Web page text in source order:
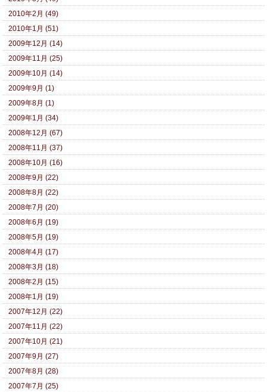
2010年2月 (49)
2010年1月 (51)
2009年12月 (14)
2009年11月 (25)
2009年10月 (14)
2009年9月 (1)
2009年8月 (1)
2009年1月 (34)
2008年12月 (67)
2008年11月 (37)
2008年10月 (16)
2008年9月 (22)
2008年8月 (22)
2008年7月 (20)
2008年6月 (19)
2008年5月 (19)
2008年4月 (17)
2008年3月 (18)
2008年2月 (15)
2008年1月 (19)
2007年12月 (22)
2007年11月 (22)
2007年10月 (21)
2007年9月 (27)
2007年8月 (28)
2007年7月 (25)